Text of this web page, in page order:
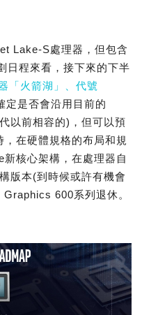
Lake-S處理器，但包含
日程來看，接下來的下半
「火箭湖」、代號
定是否會沿用目前的
以前相容的)，但可以預
在硬體規格的布局和規
核心架構，在處理器自
版本(到時候或許有機會
600系列退休。